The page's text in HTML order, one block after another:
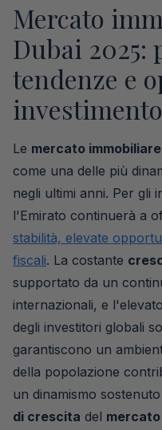
Mercato
Dubai 2025:
tendenze e
investimento
Le mercato immobiliare
come una delle più
negli ultimi anni. Per gli
l'Emirato continuerà a
stabilità, elevate
fiscali. La costante
supportato da un
internazionali, e
degli investitori globali
garantiscono un
della popolazione
un dinamismo
di crescita del